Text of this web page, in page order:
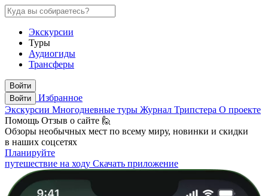
Экскурсии
Туры
Аудиогиды
Трансферы
Войти
Войти
Избранное
Экскурсии Многодневные туры Журнал Трипстера О проекте
Помощь Отзыв о сайте 🙋
Обзоры необычных мест по всему миру, новинки и скидки
в наших соцсетях
Планируйте
путешествие на ходу Скачать приложение